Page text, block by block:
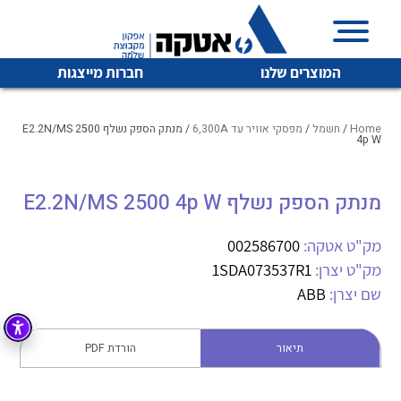
המוצרים שלנו חברות מייצגות
איכות | שרות | זמינות
והפצה של מוצרי
מיתוג, בקרה , ואינסטלציה חשמלית ופעילה ב7 תחומים:
חשמל מיתוג ואינסטלציה חשמלית
בקרה
זיווד
לכל מוצרי היצרן לכל מוצרי היצרן
לכל מוצרי היצרן לכל מוצרי היצרן
Home
/ חשמל / מפסקי אוויר עד 6,300A / מנתק הספק נשלף E2.2N/MS 2500
4p W
מנתק הספק נשלף E2.2N/MS 2500 4p W
מק"ט אטקה: 002586700
מק"ט יצרן: 1SDA073537R1
שם יצרן: ABB
תיאור הורדת PDF